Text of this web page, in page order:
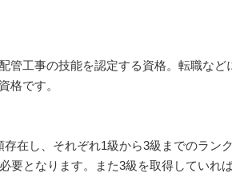
管工事の技能を認定する資格。転職など
格です。
在し、それぞれ1級から3級までのラン
要となります。また3級を取得していれ